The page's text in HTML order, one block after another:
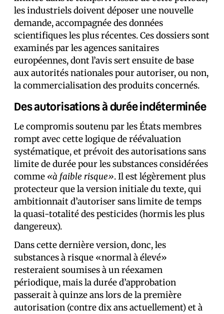
les industriels doivent déposer une nouvelle
demande, accompagnée des données
scientifiques les plus récentes. Ces dossiers sont
examinés par les agences sanitaires
européennes, dont l’avis sert ensuite de base
aux autorités nationales pour autoriser, ou non,
la commercialisation des produits concernés.
Des autorisations à durée indéterminée
Le compromis soutenu par les États membres
rompt avec cette logique de réévaluation
systématique, et prévoit des autorisations sans
limite de durée pour les substances considérées
comme «à faible risque». Il est légèrement plus
protecteur que la version initiale du texte, qui
ambitionnait d’autoriser sans limite de temps
la quasi-totalité des pesticides (hormis les plus
dangereux).
Dans cette dernière version, donc, les
substances à risque «normal à élevé»
resteraient soumises à un réexamen
périodique, mais la durée d’approbation
passerait à quinze ans lors de la première
autorisation (contre dix ans actuellement) et à